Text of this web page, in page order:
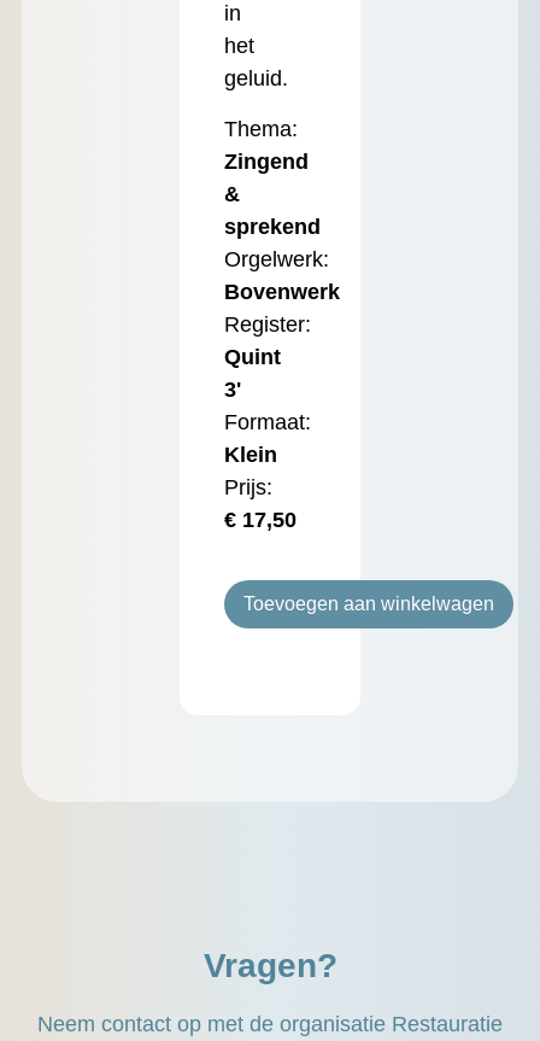
in
het
geluid.
Thema:
Zingend
&
sprekend
Orgelwerk:
Bovenwerk
Register:
Quint
3'
Formaat:
Klein
Prijs:
€17,50
Toevoegen aan winkelwagen
Vragen?
Neem contact op met de organisatie Restauratie